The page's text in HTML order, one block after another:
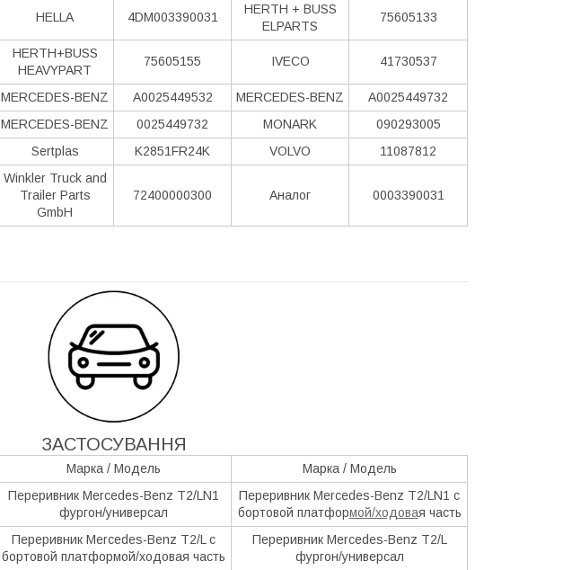
HELLA 4DM003390031
HERTH + BUSS
ELPARTS
75605133
HERTH+BUSS
HEAVYPART
75605155 IVECO 41730537
MERCEDES-BENZ A0025449532 MERCEDES-BENZ
A0025449732
MERCEDES-BENZ 0025449732 MONARK
090293005
Sertplas K2851FR24K VOLVO 11087812
Winkler Truck and
Trailer Parts
GmbH
72400000300 Аналог 0003390031
ЗАСТОСУВАННЯ
Марка / Модель Марка / Модель
Переривник Mercedes-Benz T2/LN1
фургон/универсал
Переривник Mercedes-Benz T2/LN1 c
бортовой платформой/ходовая часть
Переривник Mercedes-Benz T2/L c
бортовой платформой/ходовая часть
Переривник Mercedes-Benz T2/L
фургон/универсал